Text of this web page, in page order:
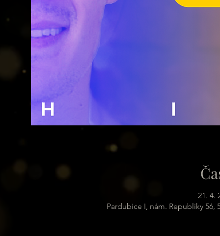
21. 4.
Pardubice I, nám. Republiky 56,